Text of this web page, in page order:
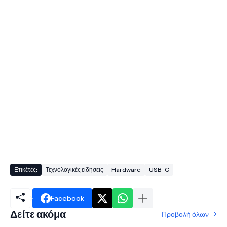
Ετικέτες: Τεχνολογικές ειδήσεις Hardware USB-C
Facebook
Δείτε ακόμα Προβολή όλων